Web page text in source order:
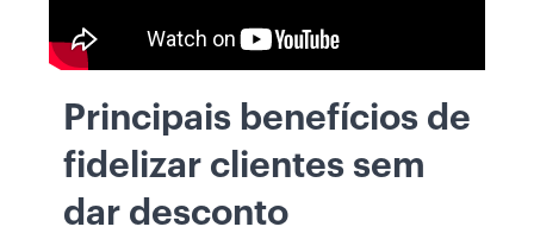
Principais benefícios de
fidelizar clientes sem
dar desconto